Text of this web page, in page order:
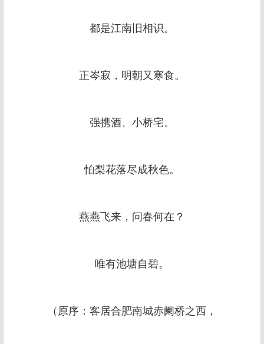
都是江南旧相识。
正岑寂，明朝又寒食。
强携酒、小桥宅。
怕梨花落尽成秋色。
燕燕飞来，问春何在？
唯有池塘自碧。
（原序：客居合肥南城赤阑桥之西，